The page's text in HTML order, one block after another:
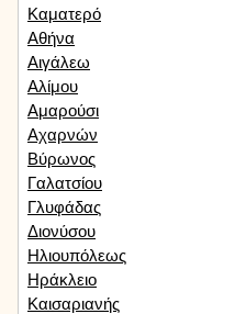
Καματερό
Αθήνα
Αιγάλεω
Αλίμου
Αμαρούσι
Αχαρνών
Βύρωνος
Γαλατσίου
Γλυφάδας
Διονύσου
Ηλιουπόλεως
Ηράκλειο
Καισαριανής